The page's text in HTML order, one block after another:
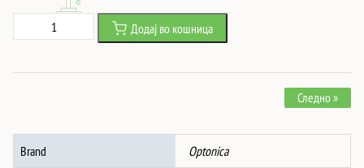
price
was:
price
37 ден.
ЛЕНТА
ВОДООТПОРНА
количина
Додај во кошница
Следно »
Brand Optonica